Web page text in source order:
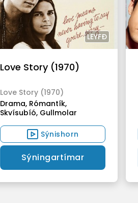
LEYFÐ
Love Story (1970)
Love Story (1970)
Drama, Rómantík,
Skvísubíó, Gullmolar
Sýnishorn
Sýningartímar